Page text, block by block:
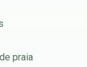
praia